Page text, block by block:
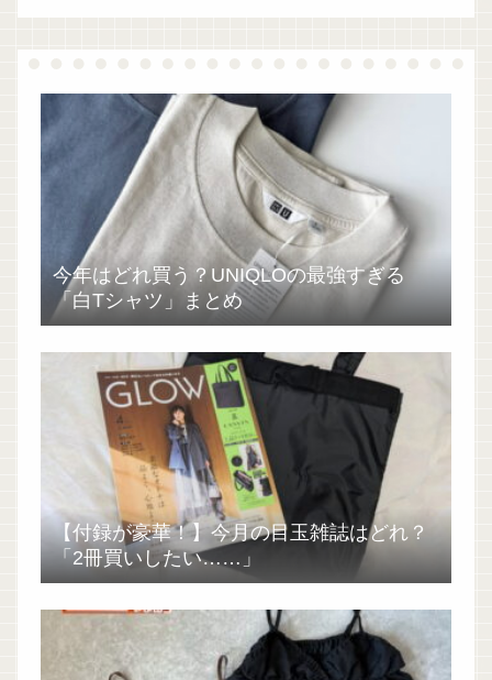
今年はどれ買う？UNIQLOの最強すぎる
「白Tシャツ」まとめ
【付録が豪華！】今月の目玉雑誌はどれ？
「2冊買いしたい……」